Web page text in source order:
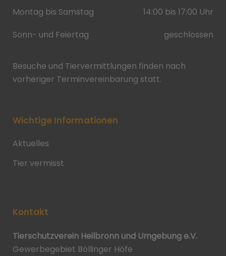
Montag bis Samstag
14:00 bis 17:00 Uhr
Sonn- und Feiertag
geschlossen
Besuche und Tiervermittlungen finden nach
vorheriger Terminvereinbarung statt.
Wichtige Informationen
Aktuelles
Tier vermisst
Kontakt
Tierschutzverein Heilbronn und Umgebung e.V.
Gewerbegebiet Böllinger Höfe